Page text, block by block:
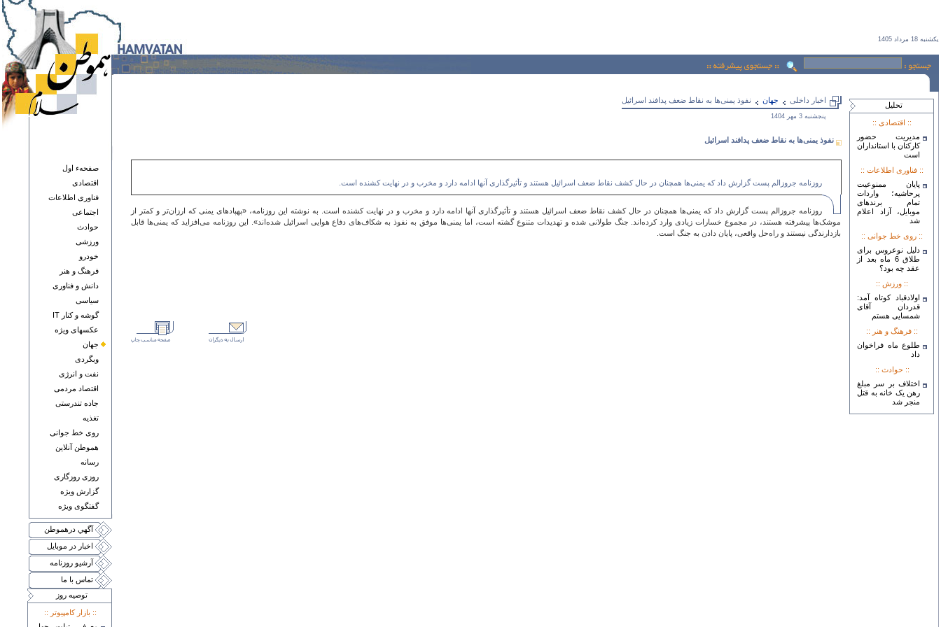
يكشنبه 18 مرداد 1405
صفحهء اول
اقتصادی
فناوری اطلاعات
اجتماعی
حوادث
ورزشی
خودرو
فرهنگ و هنر
دانش و فناوری
سياسی
گوشه و کنار IT
عکسهای ويژه
جهان
وبگردی
نفت و انرژی
اقتصاد مردمی
جاده تندرستی
تغذيه
روی خط جوانی
هموطن آنلاين
رسانه
روزی روزگاری
گزارش ويژه
گفتگوی ويژه
آگهي درهموطن
اخبار در موبايل
آرشيو روزنامه
تماس با ما
توصيه روز
:: بازار کامپيوتر ::
اخبار داخلی جهان نفوذ یمنی‌ها به نقاط ضعف پدافند اسرائیل
پنجشنبه 3 مهر 1404
نفوذ یمنی‌ها به نقاط ضعف پدافند اسرائیل
روزنامه جروزالم پست گزارش داد که یمنی‌ها همچنان در حال کشف نقاط ضعف اسرائیل هستند و تأثیرگذاری آنها ادامه دارد و مخرب و در نهایت کشنده است.
روزنامه جروزالم پست گزارش داد که یمنی‌ها همچنان در حال کشف نقاط ضعف اسرائیل هستند و تأثیرگذاری آنها ادامه دارد و مخرب و در نهایت کشنده است. به نوشته این روزنامه، «پهپادهای یمنی که ارزان‌تر و کمتر از
موشک‌ها پیشرفته هستند، در مجموع خسارات زیادی وارد کرده‌اند. جنگ طولانی شده و تهدیدات متنوع گشته است، اما یمنی‌ها موفق به نفوذ به شکاف‌های دفاع هوایی اسرائیل شده‌اند». این روزنامه می‌افزاید که یمنی‌ها قابل
بازدارندگی نیستند و راه‌حل واقعی، پایان دادن به جنگ است.
تحليل
:: اقتصادی ::
مدیریت حضور
کارکنان با استانداران
است
:: فناوری اطلاعات ::
پایان ممنوعیت
پرحاشیه؛ واردات
تمام برندهای
موبایل، آزاد اعلام
شد
:: روی خط جوانی ::
دلیل نوعروس برای
طلاق 6 ماه بعد از
عقد چه بود؟
:: ورزش ::
اولادقباد کوتاه آمد:
قدردان آقای
شمسایی هستم
:: فرهنگ و هنر ::
طلوع ماه فراخوان
داد
:: حوادث ::
اختلاف بر سر مبلغ
رهن یک خانه به قتل
منجر شد